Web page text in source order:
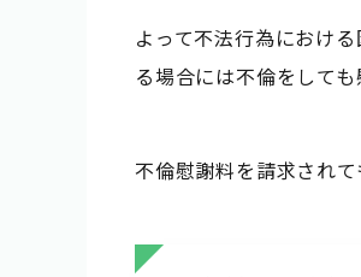
よって不法行為におけ
る場合には不倫をして
不倫慰謝料を請求されて